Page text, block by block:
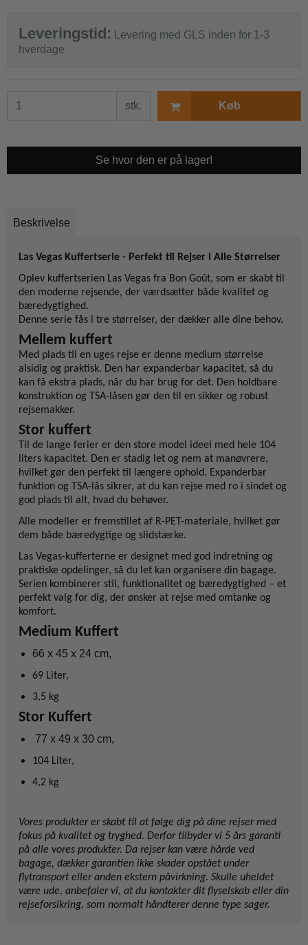
Leveringstid:
Levering med GLS inden for 1-3
hverdage
stk. Køb
Se hvor den er på lager!
Beskrivelse
Las Vegas Kuffertserie - Perfekt til Rejser i Alle Størrelser
Oplev kuffertserien Las Vegas fra Bon Goût, som er skabt til
den moderne rejsende, der værdsætter både kvalitet og
bæredygtighed.
Denne serie fås i tre størrelser, der dækker alle dine behov.
Mellem kuffert
Med plads til en uges rejse er denne medium størrelse
alsidig og praktisk. Den har expanderbar kapacitet, så du
kan få ekstra plads, når du har brug for det. Den holdbare
konstruktion og TSA-låsen gør den til en sikker og robust
rejsemakker.
Stor kuffert
Til de lange ferier er den store model ideel med hele 104
liters kapacitet. Den er stadig let og nem at manøvrere,
hvilket gør den perfekt til længere ophold. Expanderbar
funktion og TSA-lås sikrer, at du kan rejse med ro i sindet og
god plads til alt, hvad du behøver.
Alle modeller er fremstillet af R-PET-materiale, hvilket gør
dem både bæredygtige og slidstærke.
Las Vegas-kufferterne er designet med god indretning og
praktiske opdelinger, så du let kan organisere din bagage.
Serien kombinerer stil, funktionalitet og bæredygtighed – et
perfekt valg for dig, der ønsker at rejse med omtanke og
komfort.
Medium Kuffert
66 x 45 x 24 cm,
69 Liter,
3,5 kg
Stor Kuffert
77 x 49 x 30 cm,
104 Liter,
4,2 kg
Vores produkter er skabt til at følge dig på dine rejser med
fokus på kvalitet og tryghed. Derfor tilbyder vi 5 års garanti
på alle vores produkter. Da rejser kan være hårde ved
bagage, dækker garantien ikke skader opstået under
flytransport eller anden ekstern påvirkning. Skulle uheldet
være ude, anbefaler vi, at du kontakter dit flyselskab eller din
rejseforsikring, som normalt håndterer denne type sager.